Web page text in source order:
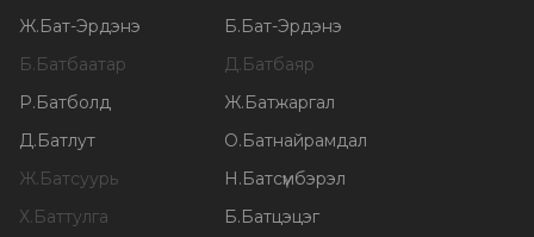
Ж.Бат-Эрдэнэ Б.Бат-Эрдэнэ
Б.Батбаатар Д.Батбаяр
Р.Батболд Ж.Батжаргал
Д.Батлут О.Батнайрамдал
Ж.Батсуурь Н.Батсүмбэрэл
Х.Баттулга Б.Батцэцэг